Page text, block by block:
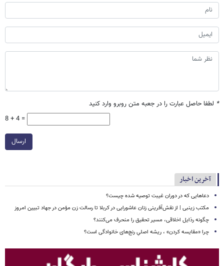
* لطفا حاصل عبارت را در جعبه متن روبرو وارد کنید
8 + 4 =
ارسال
آخرین اخبار
دعاهایی که در دوران غیبت توصیه شده چیست؟
مکتب زینبی | از نقش‌آفرینی زنان عاشورایی در کربلا تا رسالت زن مؤمن در جهاد تبیین امروز
چگونه رذایل اخلاقی، مسیر تحقیق را منحرف می‌کنند؟
چرا «مقایسه کردن» ، ریشه اصلیِ رنج‌های خانوادگی است؟